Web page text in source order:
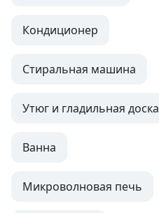
Кондиционер
Стиральная машина
Утюг и гладильная доска
Ванна
Микроволновая печь